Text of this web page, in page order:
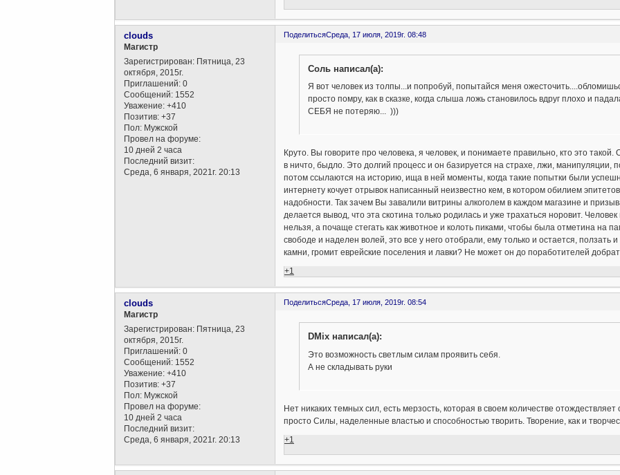
ПоделитьсяСреда, 17 июля, 2019г. 08:48
clouds
Магистр
Зарегистрирован: Пятница, 23
октября, 2015г.
Приглашений: 0
Сообщений: 1552
Уважение: +410
Позитив: +37
Пол: Мужской
Провел на форуме:
10 дней 2 часа
Последний визит:
Среда, 6 января, 2021г. 20:13
Соль написал(а):
Я вот человек из толпы...и попробуй, попытайся меня
просто помру, как в сказке, когда слыша ложь становилось вдруг плохо и
СЕБЯ не потеряю... )))
Круто. Вы говорите про человека, я человек, и понимаете правильно, кто это
в ничто, быдло. Это долгий процесс и он базируется на страхе, лжи,
потом ссылаются на историю, ища в ней моменты, когда такие попытки были
интернету кочует отрывок написанный неизвестно кем, в котором обилием
надобности. Так зачем Вы завалили витрины алкоголем в каждом магазине и
делается вывод, что эта скотина только родилась и уже трахаться норовит.
нельзя, а почаще стегать как животное и колоть пиками, чтобы была отметина на
свободе и наделен волей, это все у него отобрали, ему только и остается,
камни, громит еврейские поселения и лавки? Не может он до поработителей
+1
ПоделитьсяСреда, 17 июля, 2019г. 08:54
clouds
Магистр
Зарегистрирован: Пятница, 23
октября, 2015г.
Приглашений: 0
Сообщений: 1552
Уважение: +410
Позитив: +37
Пол: Мужской
Провел на форуме:
10 дней 2 часа
Последний визит:
Среда, 6 января, 2021г. 20:13
DMix написал(а):
Это возможность светлым силам проявить себя.
А не складывать руки
Нет никаких темных сил, есть мерзость, которая в своем количестве
просто Силы, наделенные властью и способностью творить. Творение, как и
+1